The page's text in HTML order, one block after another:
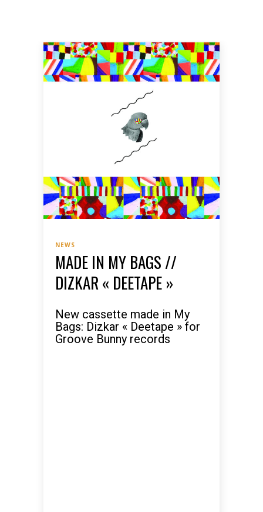
NEWS
MADE IN MY BAGS //
DIZKAR « DEETAPE »
New cassette made in My
Bags: Dizkar « Deetape » for
Groove Bunny records